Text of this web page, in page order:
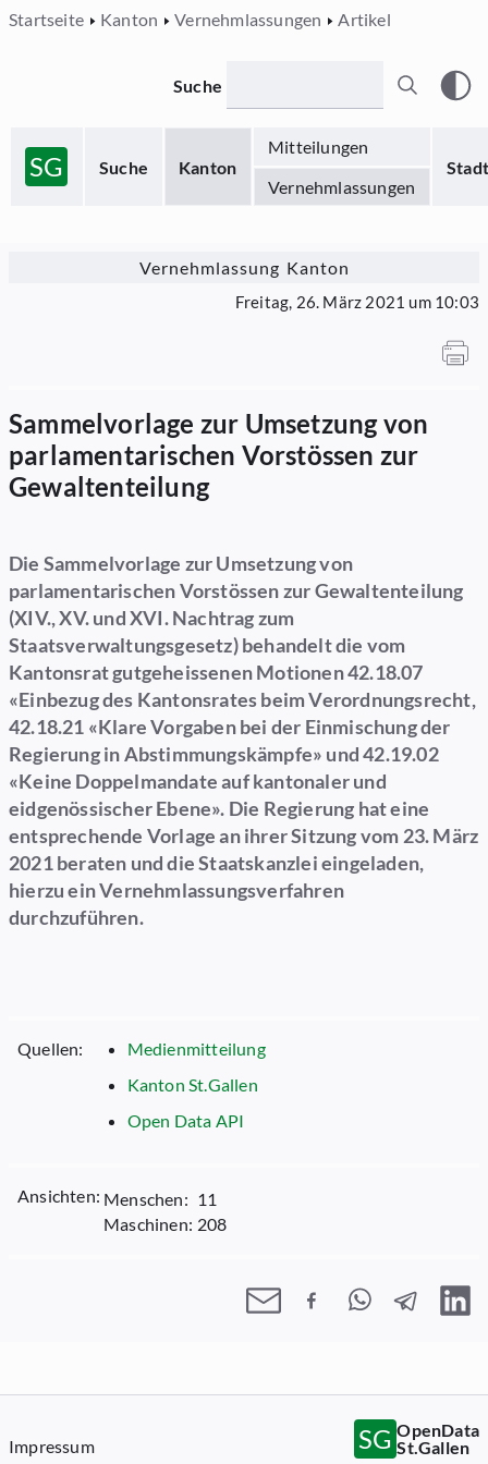
Startseite Kanton Vernehmlassungen Artikel
SG Suche Kanton
Mitteilungen
Stadt
Vernehmlassungen
Suche
Vernehmlassung Kanton
Freitag, 26. März 2021 um 10:03
Sammelvorlage zur Umsetzung von
parlamentarischen Vorstössen zur
Gewaltenteilung
Die Sammelvorlage zur Umsetzung von
parlamentarischen Vorstössen zur Gewaltenteilung
(XIV., XV. und XVI. Nachtrag zum
Staatsverwaltungsgesetz) behandelt die vom
Kantonsrat gutgeheissenen Motionen 42.18.07
«Einbezug des Kantonsrates beim Verordnungsrecht,
42.18.21 «Klare Vorgaben bei der Einmischung der
Regierung in Abstimmungskämpfe» und 42.19.02
«Keine Doppelmandate auf kantonaler und
eidgenössischer Ebene». Die Regierung hat eine
entsprechende Vorlage an ihrer Sitzung vom 23. März
2021 beraten und die Staatskanzlei eingeladen,
hierzu ein Vernehmlassungsverfahren
durchzuführen.
Quellen:
Medienmitteilung
Kanton St.Gallen
Open Data API
Ansichten: Menschen: 11
Maschinen: 208
Impressum SG OpenData
St.Gallen